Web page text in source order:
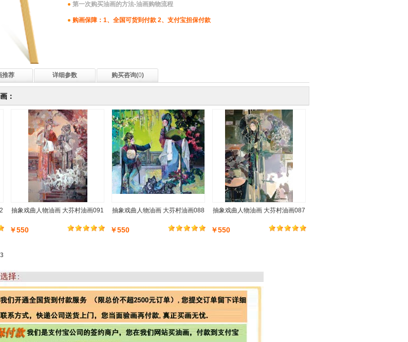
第一次购买油画的方法-油画购物流程
购画保障：1、全国可货到付款 2、支付宝担保付款
推荐 详细参数 购买咨询(0)
：
抽象戏曲人物油画 大芬村油画091
￥550
抽象戏曲人物油画 大芬村油画088
￥550
抽象戏曲人物油画 大芬村油画087
￥550